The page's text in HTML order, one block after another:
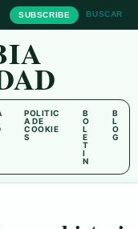
SUBSCRIBE BUSCAR
POLITIC
A DE
COOKIE
S
B
O
L
E
T
I
N
B
L
O
G